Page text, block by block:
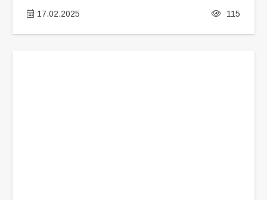
17.02.2025 115